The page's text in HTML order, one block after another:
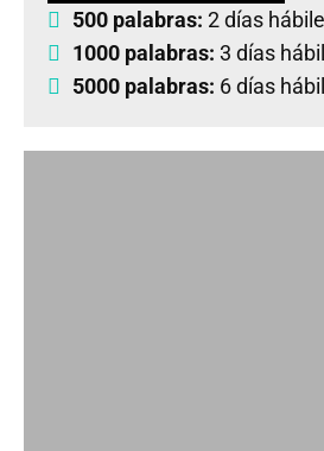
500 palabras: 2 días
1000 palabras: 3 días
5000 palabras: 6 días